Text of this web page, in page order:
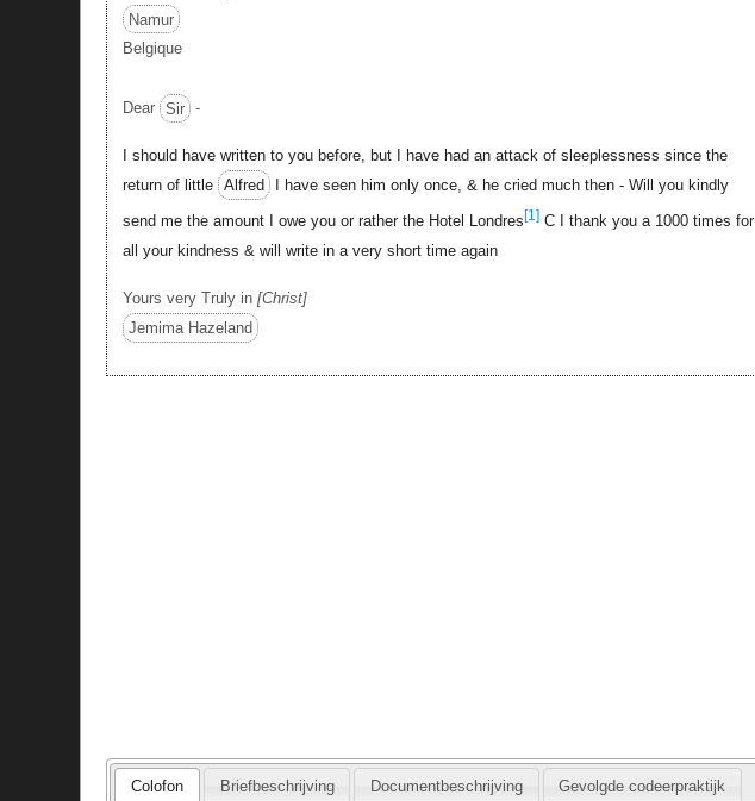
Namur
Belgique
Dear Sir -
I should have written to you before, but I have had an attack of sleeplessness since the
return of little Alfred I have seen him only once, & he cried much then - Will you kindly
send me the amount I owe you or rather the Hotel Londres[1]C I thank you a 1000 times for
all your kindness & will write in a very short time again
Yours very Truly in Christ
Jemima Hazeland
Colofon Briefbeschrijving Documentbeschrijving Gevolgde codeerpraktijk